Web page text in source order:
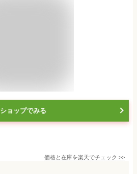
ショップでみる
価格と在庫を楽天でチェック >>